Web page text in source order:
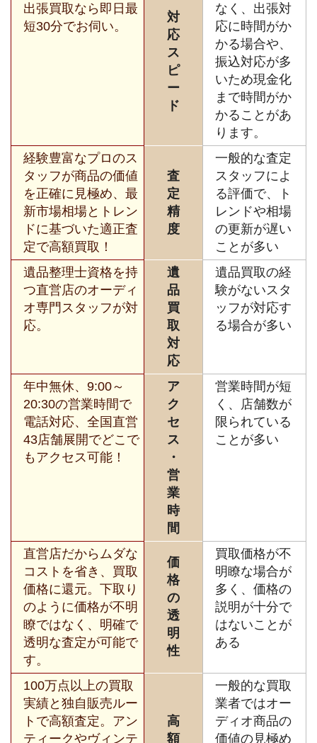
出張買取なら即日最
短30分でお伺い。
対
応
ス
ピ
ー
ド
なく、出張対
応に時間がか
かる場合や、
振込対応が多
いため現金化
まで時間がか
かることがあ
ります。
経験豊富なプロのス
タッフが商品の価値
を正確に見極め、最
新市場相場とトレン
ドに基づいた適正査
定で高額買取！
査
定
精
度
一般的な査定
スタッフによ
る評価で、ト
レンドや相場
の更新が遅い
ことが多い
遺品整理士資格を持
つ直営店のオーディ
オ専門スタッフが対
応。
遺
品
買
取
対
応
遺品買取の経
験がないスタ
ッフが対応す
る場合が多い
年中無休、9:00～
20:30の営業時間で
電話対応、全国直営
43店舗展開でどこで
もアクセス可能！
ア
ク
セ
ス
・
営
業
時
間
営業時間が短
く、店舗数が
限られている
ことが多い
直営店だからムダな
コストを省き、買取
価格に還元。下取り
のように価格が不明
瞭ではなく、明確で
透明な査定が可能で
す。
価
格
の
透
明
性
買取価格が不
明瞭な場合が
多く、価格の
説明が十分で
はないことが
ある
100万点以上の買取
実績と独自販売ルー
トで高額査定。アン
ティークやヴィンテ
高
額
一般的な買取
業者ではオー
ディオ商品の
価値の見極め